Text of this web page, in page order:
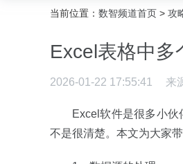
当前位置： 数智频道首页 > 攻
Excel表格中多
2026-01-22 17:55:41 来
Excel软件是很多小
不是很清楚。本文为大家